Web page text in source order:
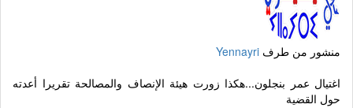
منشور من طرف Yennayri
اغتيال عمر بنجلون...هكذا زورت هيئة الإنصاف والمصالحة تقريرا أعدته
حول القضية